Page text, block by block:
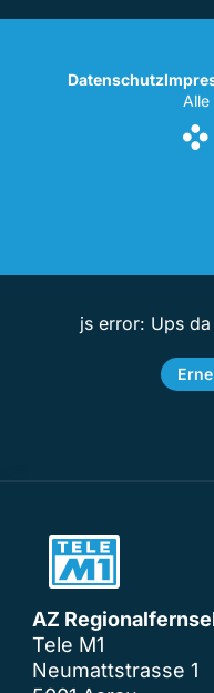
Datenschutz
js error: Ups
AZ
Tele M1
Neumattstrasse 1